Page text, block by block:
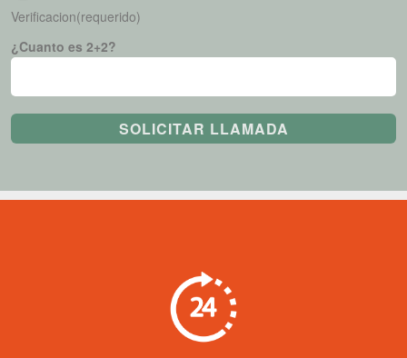
Verificacion(requerido)
¿Cuanto es 2+2?